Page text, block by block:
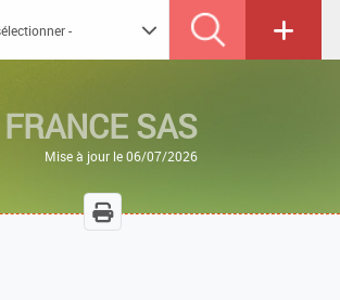
SAS
Mise à jour le 06/07/2026